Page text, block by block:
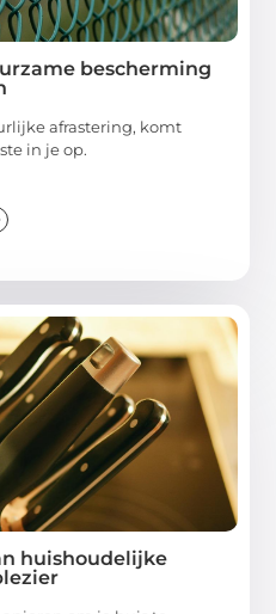
bescherming
afrastering, komt
in je op.
huishoudelijke